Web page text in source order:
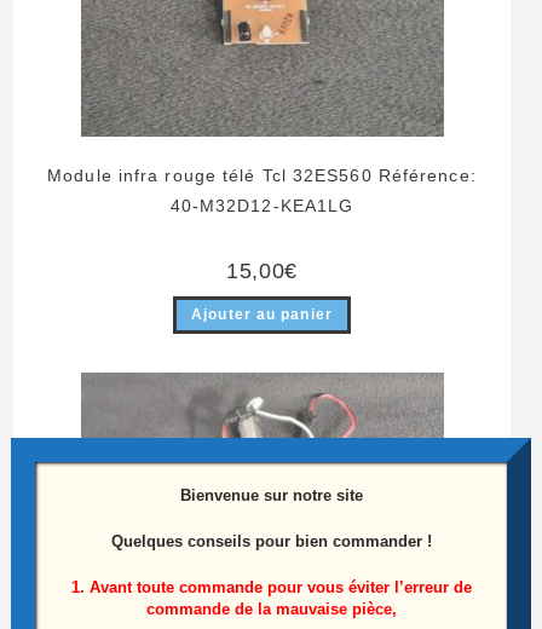
Module infra rouge télé Tcl 32ES560 Référence:
40-M32D12-KEA1LG
15,00€
Ajouter au panier
Bienvenue sur notre site
Quelques conseils pour bien commander !
1. Avant toute commande pour vous éviter l’erreur de
commande de la mauvaise pièce,